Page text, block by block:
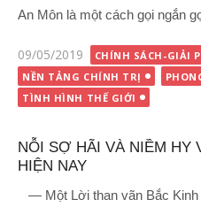
An Môn là một cách gọi ngắn
Đăng
vào
09/05/2019
CHÍNH SÁCH-GIẢI
NỀN TẢNG CHÍNH TRỊ
TÌNH HÌNH THẾ GIỚI
NỖI SỢ HÃI VÀ NIỀM HY
HIỆN NAY
— Một Lời than vãn Bắc Kinh